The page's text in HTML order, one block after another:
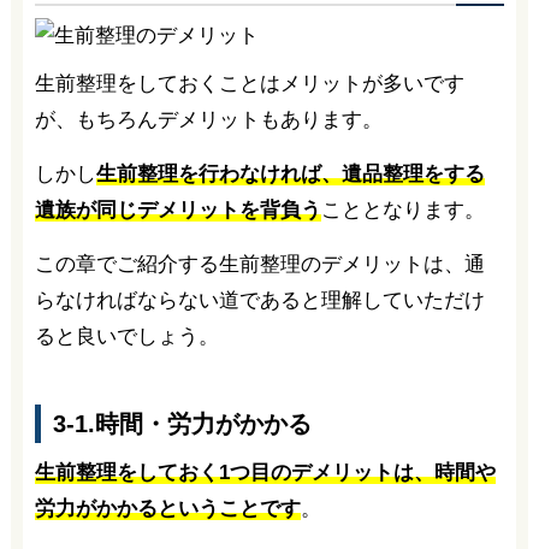
生前整理をしておくことはメリットが多いです
が、もちろんデメリットもあります。
しかし生前整理を行わなければ、遺品整理をする
遺族が同じデメリットを背負うこととなります。
この章でご紹介する生前整理のデメリットは、通
らなければならない道であると理解していただけ
ると良いでしょう。
3-1.時間・労力がかかる
生前整理をしておく1つ目のデメリットは、時間や
労力がかかるということです。